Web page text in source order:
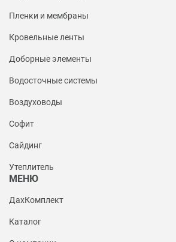
Пленки и мембраны
Кровельные ленты
Доборные элементы
Водосточные системы
Воздуховоды
Софит
Сайдинг
Утеплитель
МЕНЮ
ДахКомплект
Каталог